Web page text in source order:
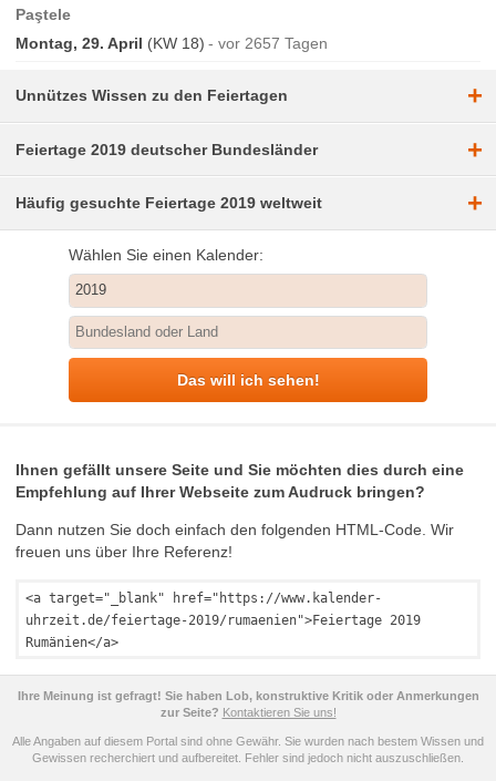
Paştele
Montag, 29. April (KW 18) vor 2657 Tagen
Unnützes Wissen zu den Feiertagen +
Feiertage 2019 deutscher Bundesländer +
Häufig gesuchte Feiertage 2019 weltweit +
Wählen Sie einen Kalender:
Das will ich sehen!
Ihnen gefällt unsere Seite und Sie möchten dies durch eine
Empfehlung auf Ihrer Webseite zum Audruck bringen?
Dann nutzen Sie doch einfach den folgenden HTML-Code. Wir
freuen uns über Ihre Referenz!
<a target="_blank" href="https://www.kalender-
uhrzeit.de/feiertage-2019/rumaenien">Feiertage 2019
Rumänien</a>
Ihre Meinung ist gefragt! Sie haben Lob, konstruktive Kritik oder Anmerkungen
zur Seite? Kontaktieren Sie uns!
Alle Angaben auf diesem Portal sind ohne Gewähr. Sie wurden nach bestem Wissen und
Gewissen recherchiert und aufbereitet. Fehler sind jedoch nicht auszuschließen.